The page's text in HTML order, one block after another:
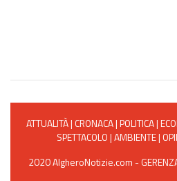
ATTUALITÀ| CRONACA|POLITICA|
SPETTACOLO|AMBIENTE|
2020 AlgheroNotizie.com -